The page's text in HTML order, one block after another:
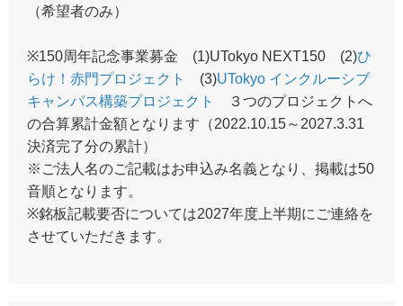
（希望者のみ）
※150周年記念事業募金 (1)UTokyo NEXT150 (2)ひ
らけ！赤門プロジェクト
(3)UTokyo インクルーシブ
キャンパス構築プロジェクト
３つのプロジェクトへ
の合算累計金額となります（2022.10.15～2027.3.31
決済完了分の累計）
※ご法人名のご記載はお申込み名義となり、掲載は50
音順となります。
※銘板記載要否については2027年度上半期にご連絡を
させていただきます。